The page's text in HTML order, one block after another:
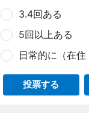
3.4回ある
5回以上ある
日常的に（在住
投票する